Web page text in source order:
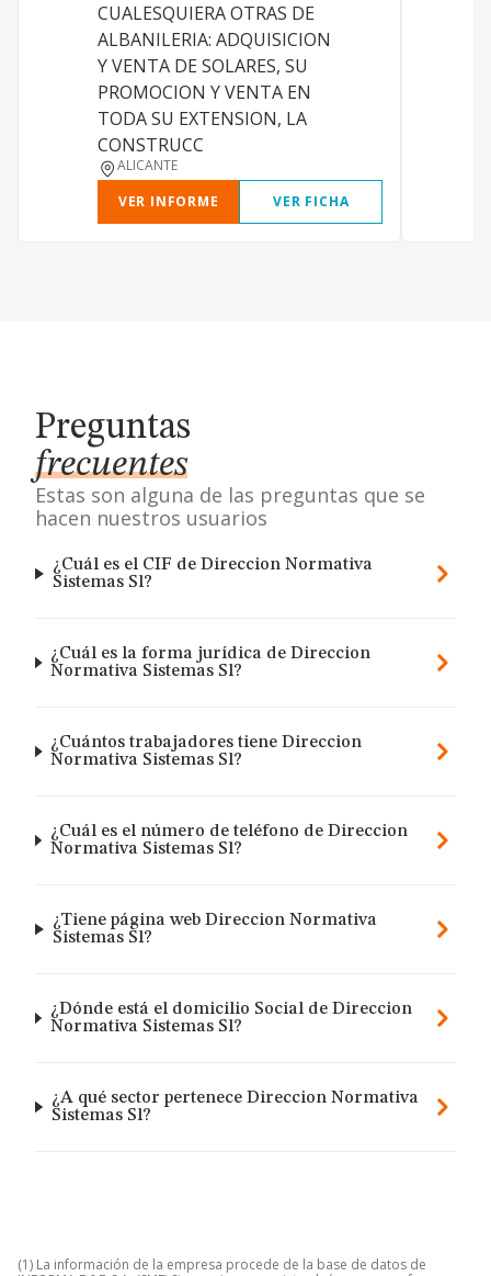
CUALESQUIERA OTRAS DE
ALBANILERIA: ADQUISICION
Y VENTA DE SOLARES, SU
PROMOCION Y VENTA EN
TODA SU EXTENSION, LA
CONSTRUCC
ALICANTE
VER INFORME
VER FICHA
Preguntas
frecuentes
Estas son alguna de las preguntas que se
hacen nuestros usuarios
¿Cuál es el CIF de Direccion Normativa
Sistemas Sl?
¿Cuál es la forma jurídica de Direccion
Normativa Sistemas Sl?
¿Cuántos trabajadores tiene Direccion
Normativa Sistemas Sl?
¿Cuál es el número de teléfono de Direccion
Normativa Sistemas Sl?
¿Tiene página web Direccion Normativa
Sistemas Sl?
¿Dónde está el domicilio Social de Direccion
Normativa Sistemas Sl?
¿A qué sector pertenece Direccion Normativa
Sistemas Sl?
(1) La información de la empresa procede de la base de datos de